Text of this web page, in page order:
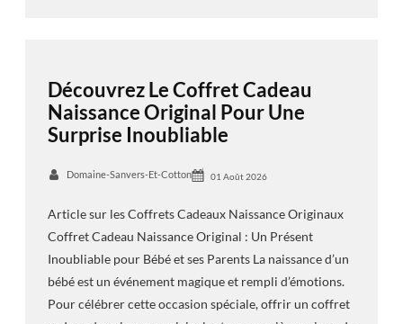
Découvrez Le Coffret Cadeau
Naissance Original Pour Une
Surprise Inoubliable
Domaine-Sanvers-Et-Cotton 01 Août 2026
Article sur les Coffrets Cadeaux Naissance Originaux
Coffret Cadeau Naissance Original : Un Présent
Inoubliable pour Bébé et ses Parents La naissance d’un
bébé est un événement magique et rempli d’émotions.
Pour célébrer cette occasion spéciale, offrir un coffret